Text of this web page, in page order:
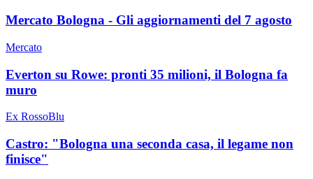
Mercato Bologna - Gli aggiornamenti del 7 agosto
Mercato
Everton su Rowe: pronti 35 milioni, il Bologna fa
muro
Ex RossoBlu
Castro: "Bologna una seconda casa, il legame non
finisce"